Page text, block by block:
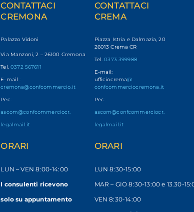
CONTATTACI
CREMONA
Palazzo Vidoni
Via Manzoni, 2 – 26100 Cremona
Tel.0372 567611
E-mail:
cremona@confcommercio.it
Pec:
ascom@confcommerciocr.
legalmail.it
ORARI
LUN – VEN8:00-14:00
I consulenti ricevono
solosu appuntamento
CONTATTACI
CREMA
Piazza Istria e Dalmazia, 20
26013 Crema CR
Tel.0373 399988
E-mail:
ufficiocrema@
confcommerciocremona.it
Pec:
ascom@confcommerciocr.
legalmail.it
ORARI
LUN 8:30-15:00
MAR – GIO 8:30-13:00 e 13.30-
VEN 8:30-14:00